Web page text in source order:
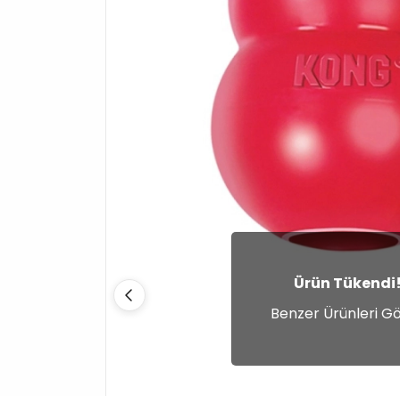
Ürün Tükendi!
Benzer Ürünleri